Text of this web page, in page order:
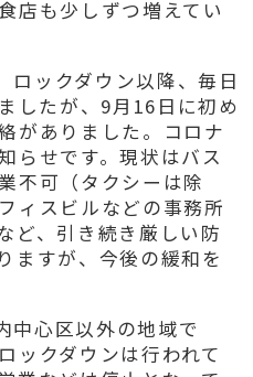
店も少しずつ増えてい
ロックダウン以降、毎日
したが、 9月 16 日に初め
がありました。コロナ
らせです。現状はバス
不可（タクシーは除
ィスビルなどの事務所
ど、引き続き厳しい防
ますが、今後の緩和を
中心区以外の地域で
ックダウンは行われて